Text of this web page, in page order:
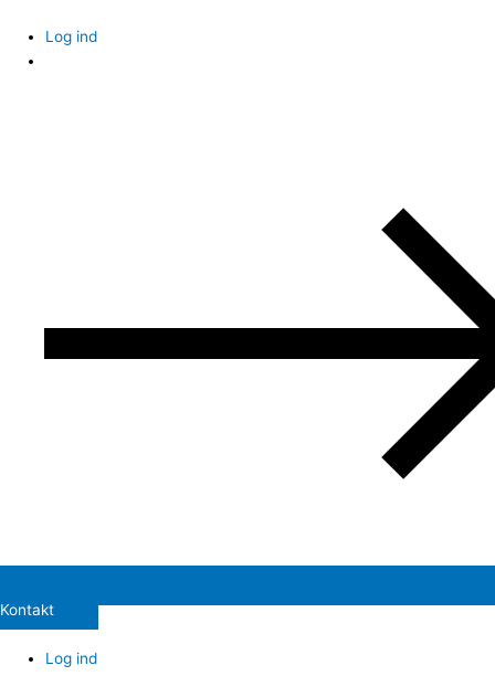
content
Log ind
Kontakt
Log ind